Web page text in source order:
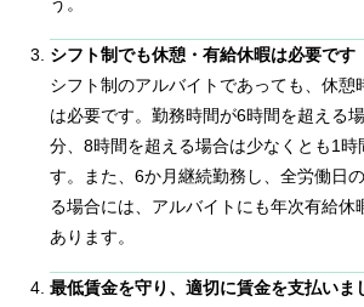
シフト制でも休憩・有給休暇は必要です
シフト制のアルバイトであっても、休憩
は必要です。勤務時間が6時間を超える
分、8時間を超える場合は少なくとも1時
す。また、6か月継続勤務し、全労働日
る場合には、アルバイトにも年次有給休
あります。
最低賃金を守り、適切に賃金を支払いま